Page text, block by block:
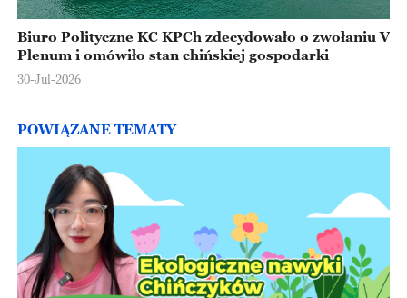
Biuro Polityczne KC KPCh zdecydowało o zwołaniu V
Plenum i omówiło stan chińskiej gospodarki
30-Jul-2026
POWIĄZANE TEMATY